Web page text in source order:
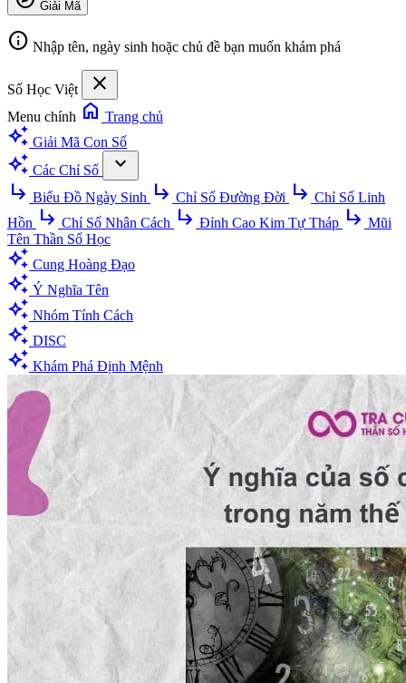
Giải Mã
info Nhập tên, ngày sinh hoặc chủ đề bạn muốn khám phá
Số Học Việt close
Menu chính home Trang chủ
auto_awesome Giải Mã Con Số
auto_awesome Các Chỉ Số
expand_more
subdirectory_arrow_right Biểu Đồ Ngày Sinh subdirectory_arrow_right Chỉ Số Đường Đời subdirectory_arrow_right Chỉ Số Linh
Hồn subdirectory_arrow_right Chỉ Số Nhân Cách subdirectory_arrow_right Đỉnh Cao Kim Tự Tháp subdirectory_arrow_right Mũi
Tên Thần Số Học
auto_awesome Cung Hoàng Đạo
auto_awesome Ý Nghĩa Tên
auto_awesome Nhóm Tính Cách
auto_awesome DISC
auto_awesome Khám Phá Định Mệnh